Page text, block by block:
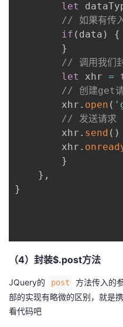
let
// 如果有传
if ( data ) {
}
// 调用我们封
let
xhr =
// 创建get
		xhr
. open (
// 发送请求
		xhr
. send ( )
		xhr
.
}
} ,
}
（4）封装$.post方法
JQuery的 post 方法传入的
部的实现有略微的区别，就是
看代码吧